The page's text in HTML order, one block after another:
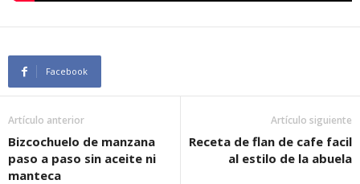
Facebook
Artículo anterior
Bizcochuelo de manzana
paso a paso sin aceite ni
manteca
Artículo siguiente
Receta de flan de cafe facil
al estilo de la abuela